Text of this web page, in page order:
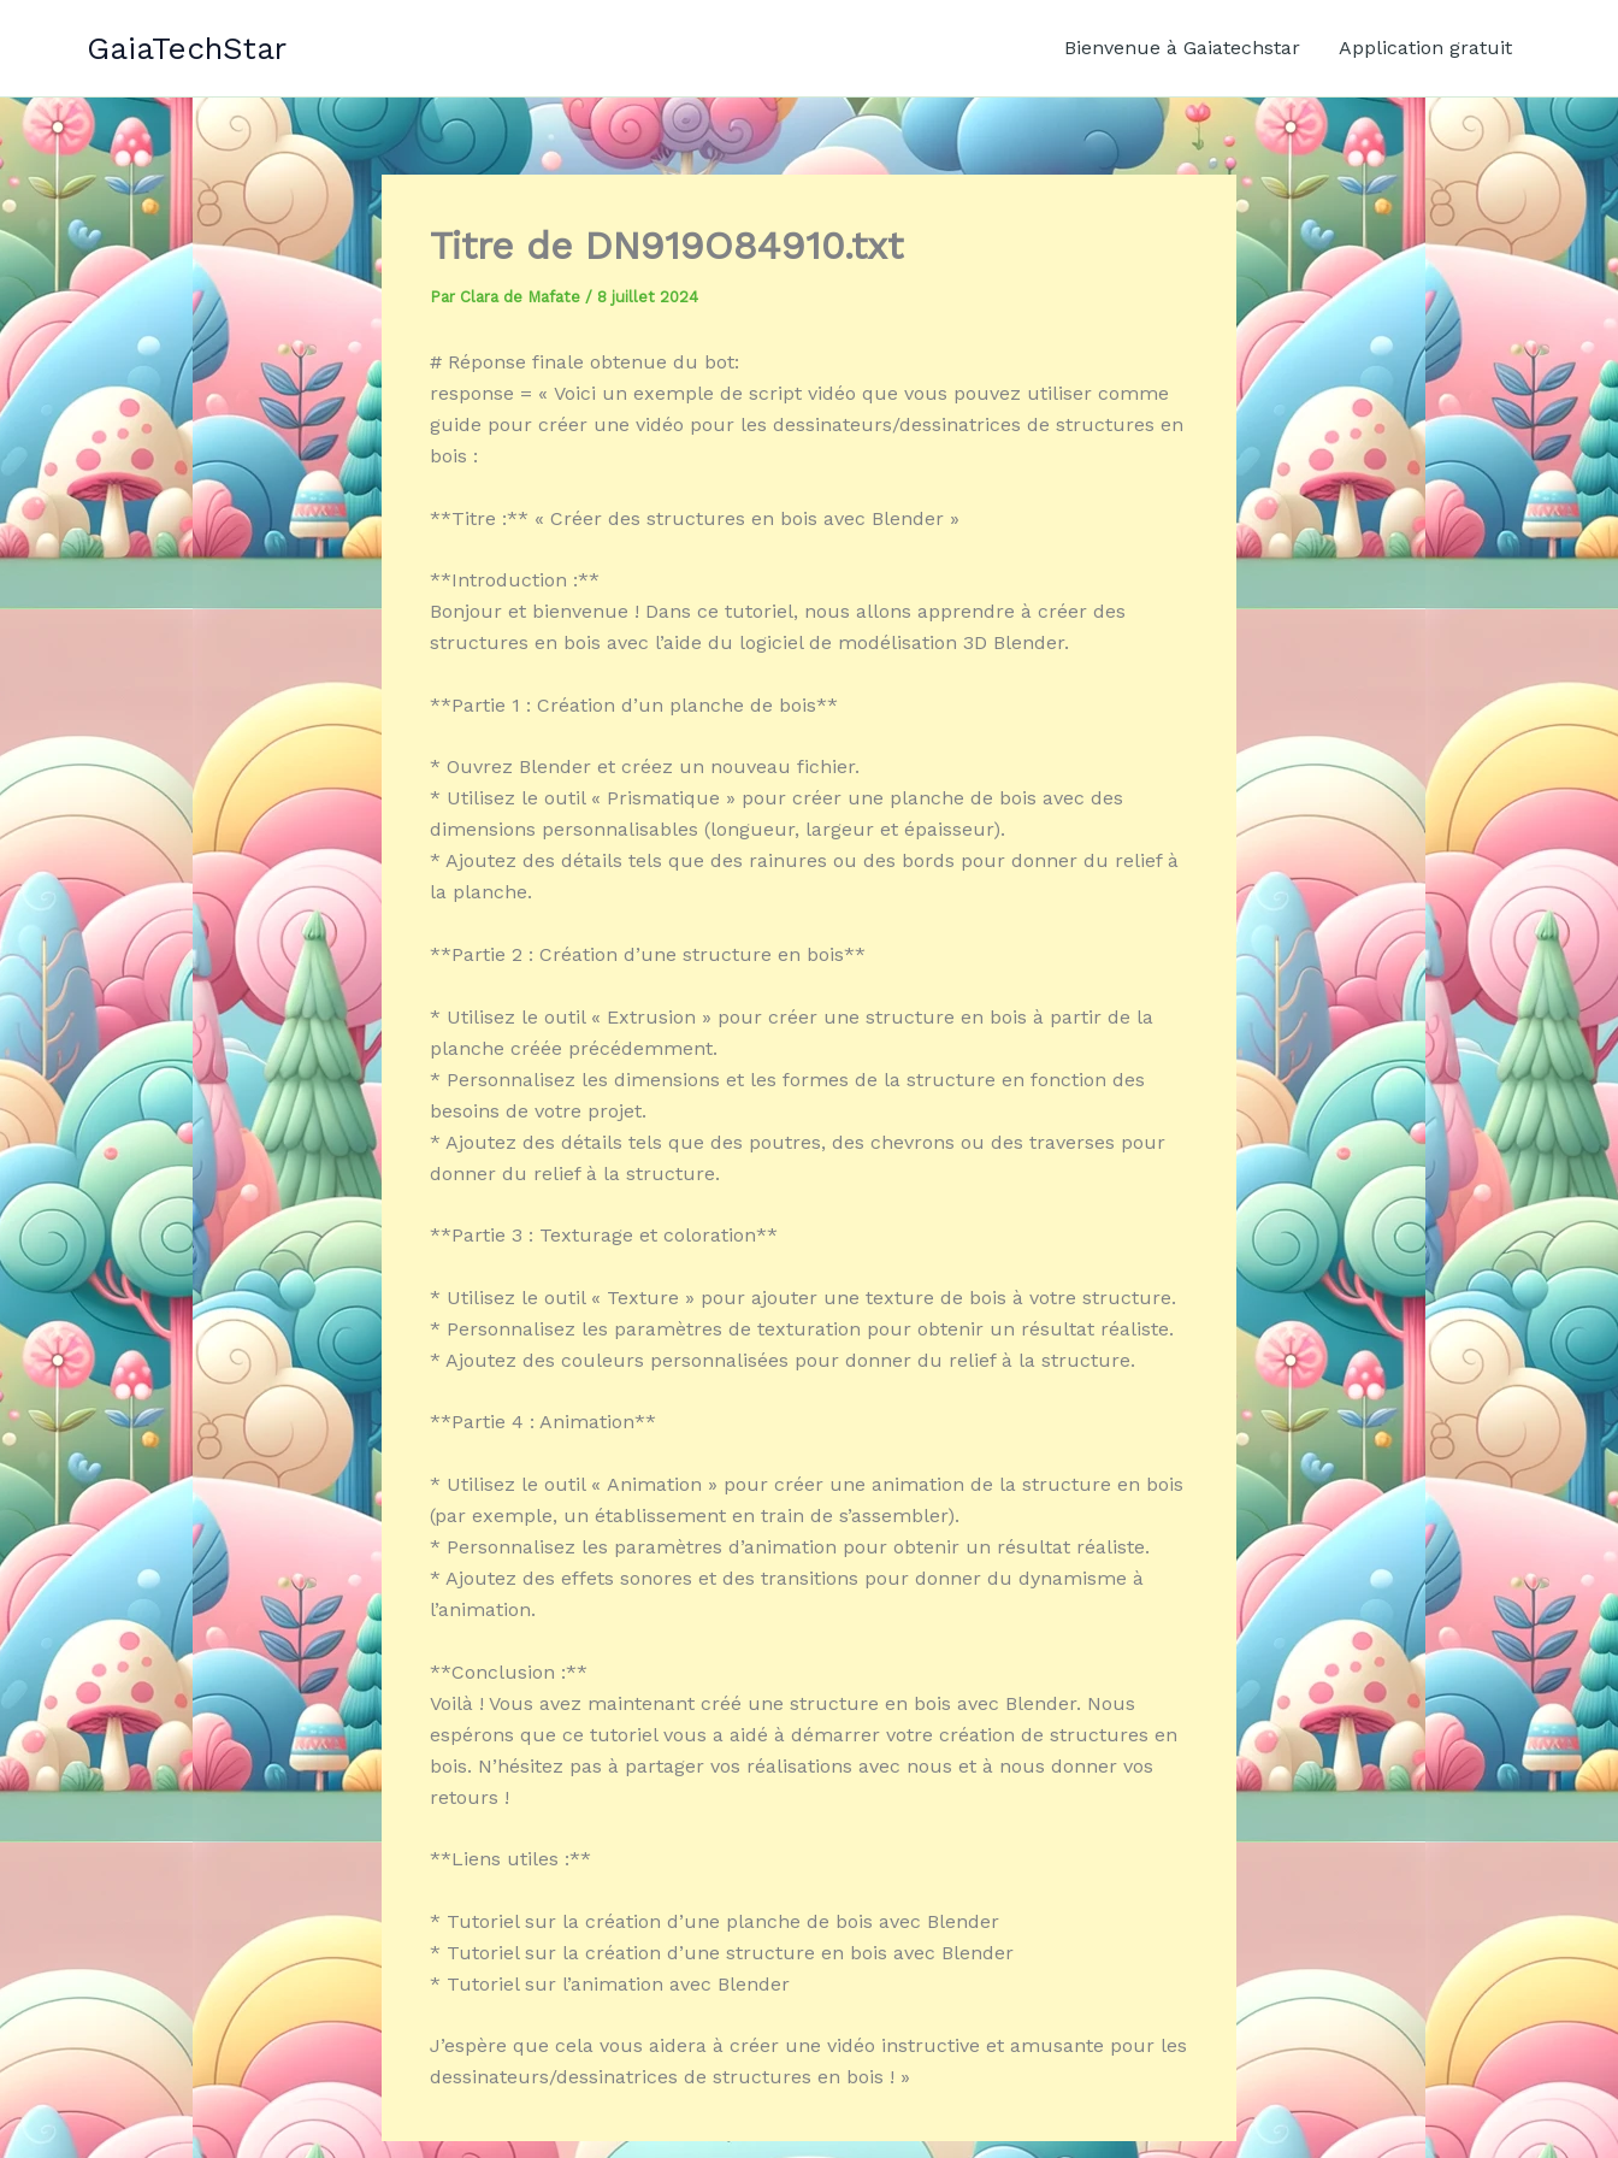
GaiaTechStar Bienvenue à Gaiatechstar Application gratuit
Titre de DN919O84910.txt
Par Clara de Mafate / 8 juillet 2024
# Réponse finale obtenue du bot:
response = « Voici un exemple de script vidéo que vous pouvez utiliser comme
guide pour créer une vidéo pour les dessinateurs/dessinatrices de structures en
bois :
**Titre :** « Créer des structures en bois avec Blender »
**Introduction :**
Bonjour et bienvenue ! Dans ce tutoriel, nous allons apprendre à créer des
structures en bois avec l’aide du logiciel de modélisation 3D Blender.
**Partie 1 : Création d’un planche de bois**
* Ouvrez Blender et créez un nouveau fichier.
* Utilisez le outil « Prismatique » pour créer une planche de bois avec des
dimensions personnalisables (longueur, largeur et épaisseur).
* Ajoutez des détails tels que des rainures ou des bords pour donner du relief à
la planche.
**Partie 2 : Création d’une structure en bois**
* Utilisez le outil « Extrusion » pour créer une structure en bois à partir de la
planche créée précédemment.
* Personnalisez les dimensions et les formes de la structure en fonction des
besoins de votre projet.
* Ajoutez des détails tels que des poutres, des chevrons ou des traverses pour
donner du relief à la structure.
**Partie 3 : Texturage et coloration**
* Utilisez le outil « Texture » pour ajouter une texture de bois à votre structure.
* Personnalisez les paramètres de texturation pour obtenir un résultat réaliste.
* Ajoutez des couleurs personnalisées pour donner du relief à la structure.
**Partie 4 : Animation**
* Utilisez le outil « Animation » pour créer une animation de la structure en bois
(par exemple, un établissement en train de s’assembler).
* Personnalisez les paramètres d’animation pour obtenir un résultat réaliste.
* Ajoutez des effets sonores et des transitions pour donner du dynamisme à
l’animation.
**Conclusion :**
Voilà ! Vous avez maintenant créé une structure en bois avec Blender. Nous
espérons que ce tutoriel vous a aidé à démarrer votre création de structures en
bois. N’hésitez pas à partager vos réalisations avec nous et à nous donner vos
retours !
**Liens utiles :**
* Tutoriel sur la création d’une planche de bois avec Blender
* Tutoriel sur la création d’une structure en bois avec Blender
* Tutoriel sur l’animation avec Blender
J’espère que cela vous aidera à créer une vidéo instructive et amusante pour les
dessinateurs/dessinatrices de structures en bois ! »